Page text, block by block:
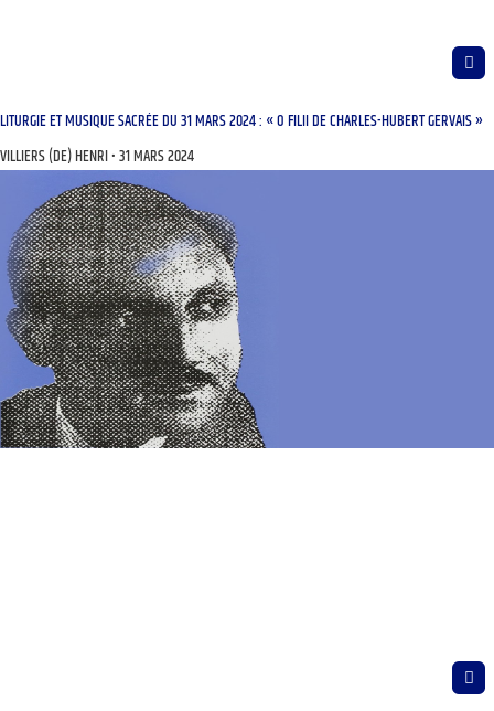
LITURGIE ET MUSIQUE SACRÉE DU 31 MARS 2024 : « O FILII DE CHARLES-HUBERT GERVAIS »
VILLIERS (DE) HENRI 31 MARS 2024